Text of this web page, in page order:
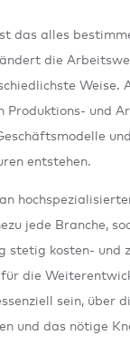
das alles
die
Weise.
Produktions- und
und
entstehen.
jede Branche,
stetig kosten- und
die
sein, über
und das nötige